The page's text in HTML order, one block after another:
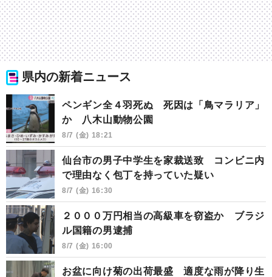
県内の新着ニュース
ペンギン全４羽死ぬ 死因は「鳥マラリア」
か 八木山動物公園
8/7 (金) 18:21
仙台市の男子中学生を家裁送致 コンビニ内
で理由なく包丁を持っていた疑い
8/7 (金) 16:30
２０００万円相当の高級車を窃盗か ブラジ
ル国籍の男逮捕
8/7 (金) 16:00
お盆に向け菊の出荷最盛 適度な雨が降り生